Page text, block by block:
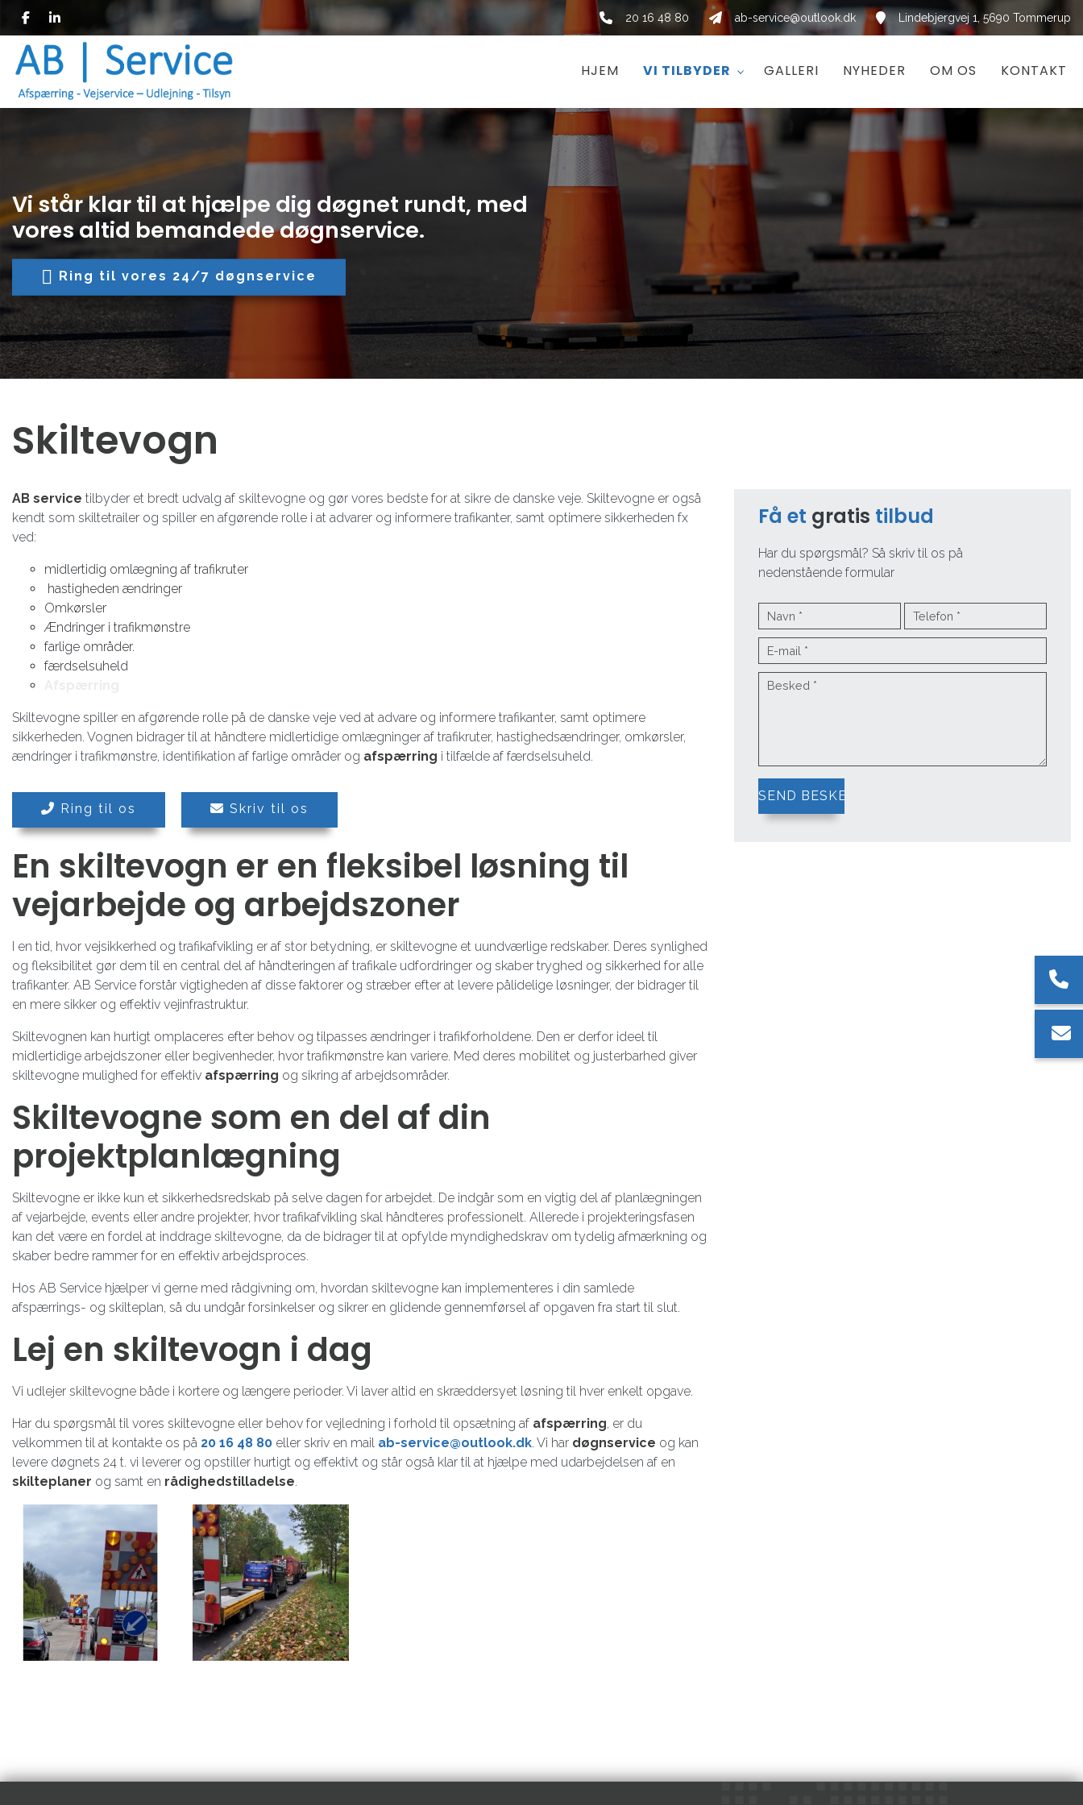
hovedindhold
20 16 48 80 ab-service@outlook.dk Lindebjergvej 1, 5690 Tommerup
HJEM VI TILBYDER GALLERI NYHEDER OM OS KONTAKT
Vi står klar til at hjælpe dig døgnet rundt, med
vores altid bemandede døgnservice.
Ring til vores 24/7 døgnservice
Skiltevogn
AB service tilbyder et bredt udvalg af skiltevogne og gør vores bedste for at sikre de danske veje. Skiltevogne er også
kendt som skiltetrailer og spiller en afgørende rolle i at advarer og informere trafikanter, samt optimere sikkerheden fx
ved:
midlertidig omlægning af trafikruter
hastigheden ændringer
Omkørsler
Ændringer i trafikmønstre
farlige områder.
færdselsuheld
Skiltevogne spiller en afgørende rolle på de danske veje ved at advare og informere trafikanter, samt optimere
sikkerheden. Vognen bidrager til at håndtere midlertidige omlægninger af trafikruter, hastighedsændringer, omkørsler,
ændringer i trafikmønstre, identifikation af farlige områder og afspærring i tilfælde af færdselsuheld.
Ring til os Skriv til os
En skiltevogn er en fleksibel løsning til
vejarbejde og arbejdszoner
I en tid, hvor vejsikkerhed og trafikafvikling er af stor betydning, er skiltevogne et uundværlige redskaber. Deres synlighed
og fleksibilitet gør dem til en central del af håndteringen af trafikale udfordringer og skaber tryghed og sikkerhed for alle
trafikanter. AB Service forstår vigtigheden af disse faktorer og stræber efter at levere pålidelige løsninger, der bidrager til
en mere sikker og effektiv vejinfrastruktur.
Skiltevognen kan hurtigt omplaceres efter behov og tilpasses ændringer i trafikforholdene. Den er derfor ideel til
midlertidige arbejdszoner eller begivenheder, hvor trafikmønstre kan variere. Med deres mobilitet og justerbarhed giver
skiltevogne mulighed for effektiv afspærring og sikring af arbejdsområder.
Skiltevogne som en del af din
projektplanlægning
Skiltevogne er ikke kun et sikkerhedsredskab på selve dagen for arbejdet. De indgår som en vigtig del af planlægningen
af vejarbejde, events eller andre projekter, hvor trafikafvikling skal håndteres professionelt. Allerede i projekteringsfasen
kan det være en fordel at inddrage skiltevogne, da de bidrager til at opfylde myndighedskrav om tydelig afmærkning og
skaber bedre rammer for en effektiv arbejdsproces.
Hos AB Service hjælper vi gerne med rådgivning om, hvordan skiltevogne kan implementeres i din samlede
afspærrings- og skilteplan, så du undgår forsinkelser og sikrer en glidende gennemførsel af opgaven fra start til slut.
Lej en skiltevogn i dag
Vi udlejer skiltevogne både i kortere og længere perioder. Vi laver altid en skræddersyet løsning til hver enkelt opgave.
Har du spørgsmål til vores skiltevogne eller behov for vejledning i forhold til opsætning af afspærring, er du
velkommen til at kontakte os på 20 16 48 80 eller skriv en mail ab-service@outlook.dk. Vi har døgnservice og kan
levere døgnets 24 t. vi leverer og opstiller hurtigt og effektivt og står også klar til at hjælpe med udarbejdelsen af en
skilteplaner og samt en rådighedstilladelse.
Få et gratis tilbud
Har du spørgsmål? Så skriv til os på
nedenstående formular